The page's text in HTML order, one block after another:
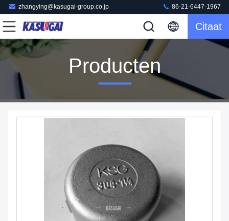
zhangying@kasugai-group.co.jp 86-21-6447-1967
Citaat
Producten